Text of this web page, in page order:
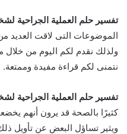
تفسير حلم العملية الجراحية
الموضوعات التى لاقت العديد
ولذلك نقدم لكم اليوم من خلال
نتمنى لكم قراءة مفيدة وممتعة.
تفسير حلم العملية الجراحية
كثيرًا بالصحة قد يرون أنهم
ويثير تساؤل البعض عن تأويل